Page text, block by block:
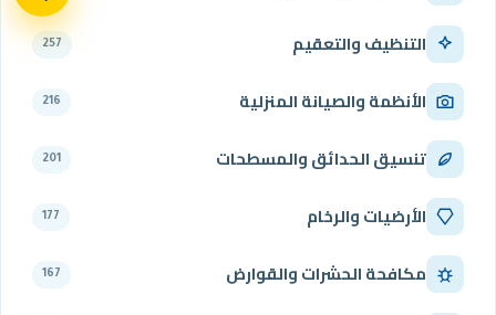
التنظيف والتعقيم 257
الأنظمة والصيانة المنزلية 216
تنسيق الحدائق والمسطحات 201
الأرضيات والرخام 177
مكافحة الحشرات والقوارض 167